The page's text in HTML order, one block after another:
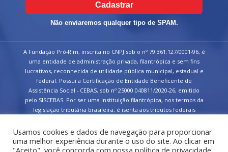
Cadastrar
Não enviaremos qualquer tipo de SPAM.
A Fundação Pró-Rim, inscrita no CNPJ sob o nº 79.361.127/0001-96, é
uma entidade de administração privada, filantrópica e sem fins
lucrativos, reconhecida de utilidade pública municipal, estadual e
federal. Possui a Certificação de Entidade Beneficente de
Assistência Social - CEBAS, sob nº 25000.040811/2020-26, emitido
pelo SISCEBAS. Por ser uma instituição filantrópica, nos termos da
legislação tributária brasileira, é isenta aos tributos federais
Usamos cookies e dados de navegação para proporcionar
uma melhor experiência durante o uso do site. Ao clicar em
"Aceito", você concorda com nossa política de privacidade.